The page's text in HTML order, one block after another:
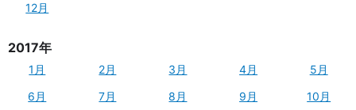
12月
2017年
1月 2月 3月 4月
5月
6月
7月 8月 9月
10月